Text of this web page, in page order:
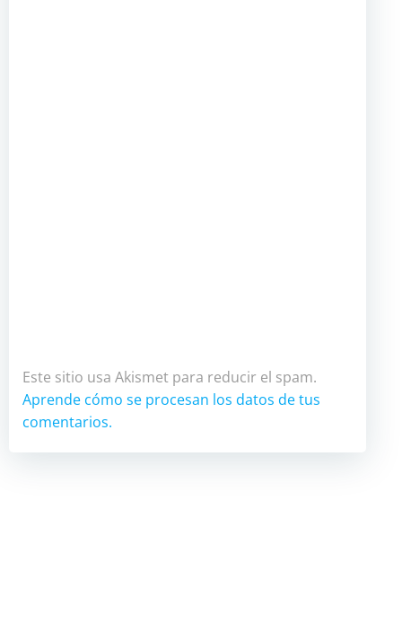
Este sitio usa Akismet para reducir el spam.
Aprende cómo se procesan los datos de tus
comentarios.